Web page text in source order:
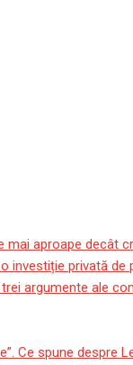
mai aproape decât
investiție privată de
argumente ale
Ce spune despre